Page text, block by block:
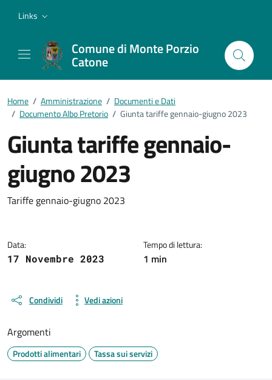
Links
Comune di Monte Porzio
Catone
Home / Amministrazione / Documenti e Dati
/ Documento Albo Pretorio / Giunta tariffe gennaio-giugno 2023
Giunta tariffe gennaio-
giugno 2023
Dettagli del documento
Tariffe gennaio-giugno 2023
Data:
17 Novembre 2023
Tempo di lettura:
1 min
Condividi Vedi azioni
Argomenti
Prodotti alimentari Tassa sui servizi